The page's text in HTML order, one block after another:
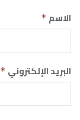
الاسم *
البريد الإلكتروني *